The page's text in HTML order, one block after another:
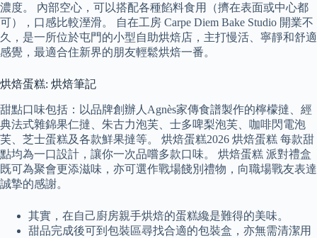
濃度。 內部空心，可以搭配各種餡料食用（擠在表面或中心都
可），口感比較溼滑。 自在工房 Carpe Diem Bake Studio 開業不
久，是一所位於屯門的小型自助烘焙店，主打慢活、寧靜和舒適
感覺，最適合住新界的朋友輕鬆烘焙一番。
烘焙蛋糕: 烘焙筆記
甜點口味包括：以品牌創辦人Agnès家傳食譜製作的檸檬撻、經
典法式雜錦果仁撻、朱古力泡芙、士多啤梨泡芙、咖啡閃電泡
芙、芝士蛋糕及各款鮮果撻等。 烘焙蛋糕2026 烘焙蛋糕 每款甜
點均為一口設計，讓你一次品嚐多款口味。 烘焙蛋糕 派對禮盒
既可為聚會更添滋味，亦可選作戰場餞別禮物，向職場戰友表達
誠摯的感謝。
其實，在自己廚房親手烘焙的蛋糕纔是難得的美味。
甜品完成後可到包裝區尋找合適的包裝盒，亦無需清潔用